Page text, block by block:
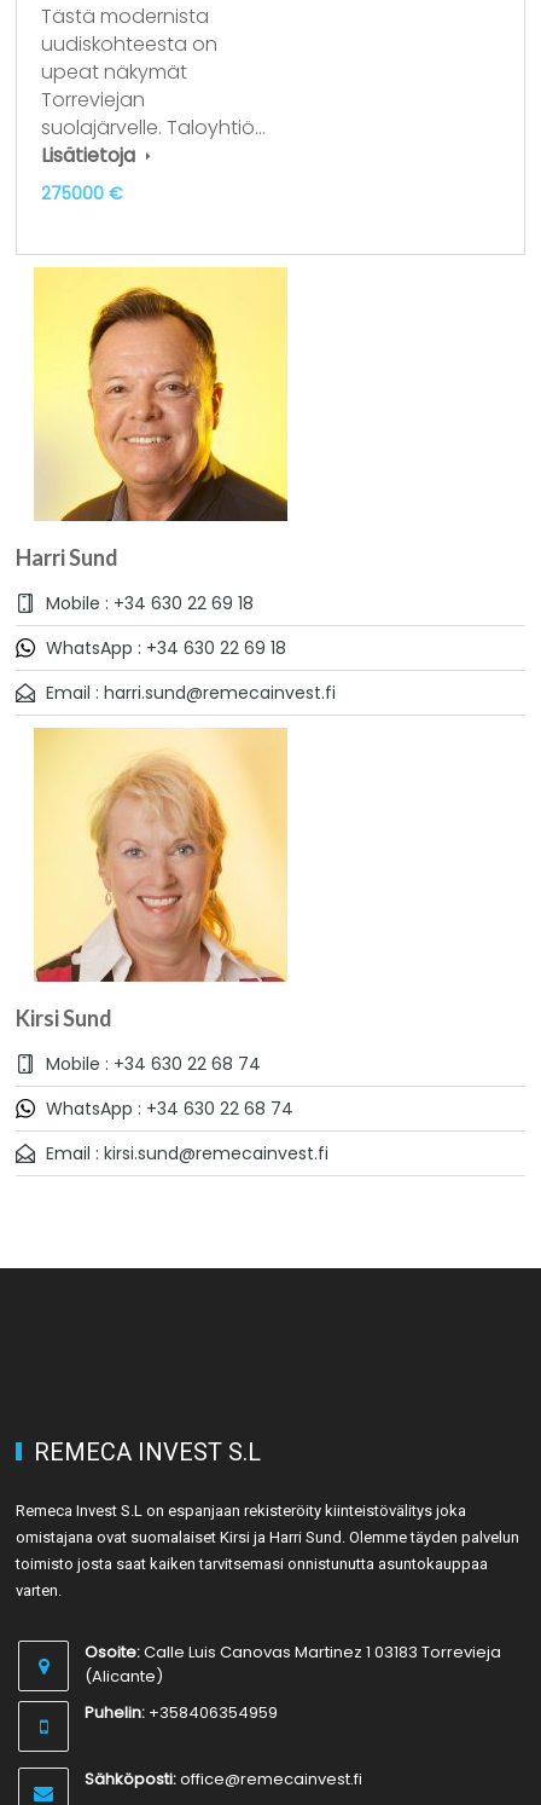
Tästä modernista
uudiskohteesta on
upeat näkymät
Torreviejan
suolajärvelle. Taloyhtiö…
Lisätietoja
275000 €
Harri Sund
Mobile : +34 630 22 69 18
WhatsApp : +34 630 22 69 18
Email : harri.sund@remecainvest.fi
Kirsi Sund
Mobile : +34 630 22 68 74
WhatsApp : +34 630 22 68 74
Email : kirsi.sund@remecainvest.fi
REMECA INVEST S.L
Remeca Invest S.L on espanjaan rekisteröity kiinteistövälitys joka
omistajana ovat suomalaiset Kirsi ja Harri Sund. Olemme täyden palvelun
toimisto josta saat kaiken tarvitsemasi onnistunutta asuntokauppaa
varten.
Osoite:Calle Luis Canovas Martinez 1 03183 Torrevieja
(Alicante)
Puhelin: +358406354959
Sähköposti:office@remecainvest.fi